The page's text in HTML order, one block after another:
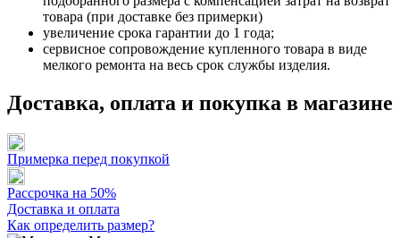
товара (при доставке без примерки)
увеличение срока гарантии до 1 года;
сервисное сопровождение купленного товара в виде
мелкого ремонта на весь срок службы изделия.
Доставка, оплата и покупка в магазине
Примерка перед покупкой
Рассрочка на 50%
Доставка и оплата
Как определить размер?